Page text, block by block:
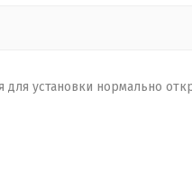
установки нормально